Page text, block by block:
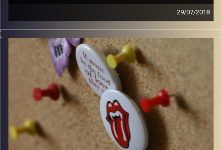
29/07/2018
קלאסיקות רוק עם אורן הוף.
włodi